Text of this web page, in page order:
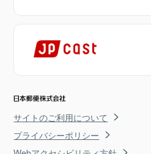
サイトのご利用について
プライバシーポリシー